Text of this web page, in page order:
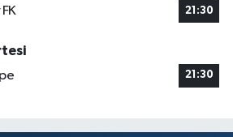
21:30
21:30